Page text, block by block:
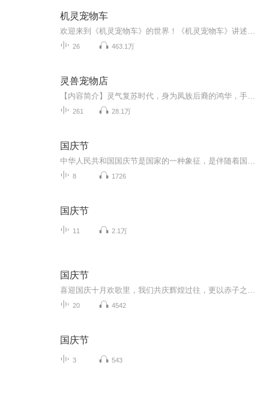
机灵宠物车
26 463.1万
灵兽宠物店
261 28.1万
国庆节
8 1726
国庆节
11 2.1万
国庆节
20 4542
国庆节
3 543